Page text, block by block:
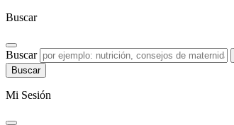
Buscar
Buscar
Mi Sesión